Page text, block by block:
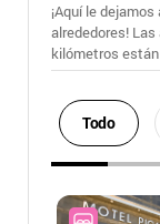
¡Aquí le
alrededores!
kilómetros
Todo